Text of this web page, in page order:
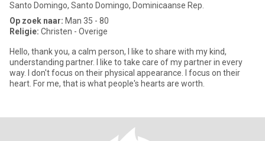
Santo Domingo, Santo Domingo, Dominicaanse Rep.
Op zoek naar: Man 35 - 80
Religie: Christen - Overige
Hello, thank you, a calm person, I like to share with my kind,
understanding partner. I like to take care of my partner in every
way. I don't focus on their physical appearance. I focus on their
heart. For me, that is what people's hearts are worth.